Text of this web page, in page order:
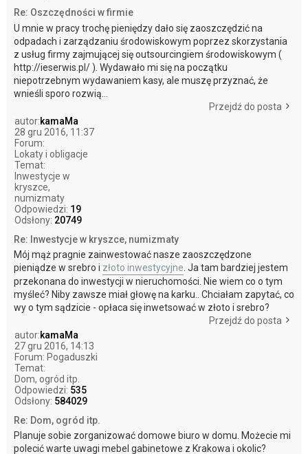
Re: Oszczędności w firmie
U mnie w pracy trochę pieniędzy dało się zaoszczędzić na
odpadach i zarządzaniu środowiskowym poprzez skorzystania
z usług firmy zajmującej się outsourcingiem środowiskowym (
http://ieserwis.pl/ ). Wydawało mi się na początku
niepotrzebnym wydawaniem kasy, ale muszę przyznać, że
wnieśli sporo rozwią...
Przejdź do posta
autor:kamaMa
28 gru 2016, 11:37
Forum:
Lokaty i obligacje
Temat:
Inwestycje w
kryszce,
numizmaty
Odpowiedzi: 19
Odsłony: 20749
Re: Inwestycje w kryszce, numizmaty
Mój mąż pragnie zainwestować nasze zaoszczędzone
pieniądze w srebro i złoto inwestycyjne . Ja tam bardziej jestem
przekonana do inwestycji w nieruchomości. Nie wiem co o tym
myśleć? Niby zawsze miał głowę na karku.. Chciałam zapytać, co
wy o tym sądzicie - opłaca się inwetsować w złoto i srebro?
Przejdź do posta
autor:kamaMa
27 gru 2016, 14:13
Forum: Pogaduszki
Temat:
Dom, ogród itp.
Odpowiedzi: 535
Odsłony: 584029
Re: Dom, ogród itp.
Planuje sobie zorganizować domowe biuro w domu. Możecie mi
polecić warte uwagi mebel gabinetowe z Krakowa i okolic?